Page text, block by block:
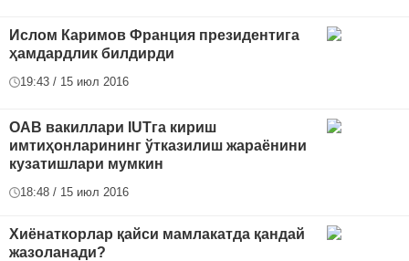
Ислом Каримов Франция президентига
ҳамдардлик билдирди
19:43 / 15 июл 2016
ОАВ вакиллари IUTга кириш
имтиҳонларининг ўтказилиш жараёнини
кузатишлари мумкин
18:48 / 15 июл 2016
Хиёнаткорлар қайси мамлакатда қандай
жазоланади?